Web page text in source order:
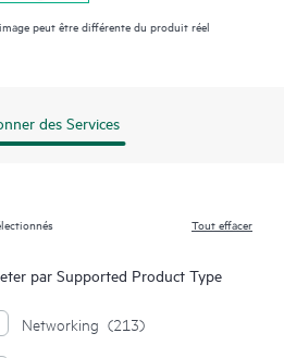
peut être différente du produit réel
des Services
Tout effacer
par Supported Product Type
Networking (213)